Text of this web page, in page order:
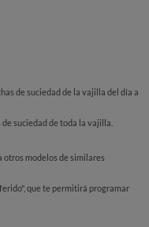
de suciedad de la vajilla del día a
suciedad de toda la vajilla.
otros modelos de similares
que te permitirá programar